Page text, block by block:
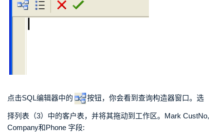
点击SQL编辑器中的 按钮，你会看到查询构造器窗口。选
择列表（3）中的客户表，并将其拖动到工作区。Mark CustNo,
Company和Phone 字段: